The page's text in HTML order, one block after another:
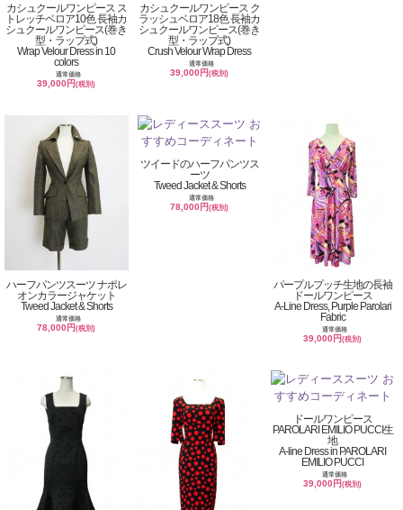
カシュクールワンピース ス
トレッチベロア10色 長袖カ
シュクールワンピース(巻き
型・ラップ式)
Wrap Velour Dress in 10
colors
通常価格
39,000円(税別)
カシュクールワンピース ク
ラッシュベロア18色 長袖カ
シュクールワンピース(巻き
型・ラップ式)
Crush Velour Wrap Dress
通常価格
39,000円(税別)
ハーフパンツスーツ ナポレ
オンカラージャケット
Tweed Jacket & Shorts
通常価格
78,000円(税別)
ツイードのハーフパンツス
ーツ
Tweed Jacket & Shorts
通常価格
78,000円(税別)
パープルプッチ生地の長袖
ドールワンピース
A-Line Dress, Purple Parolari
Fabric
通常価格
39,000円(税別)
ドールワンピース
PAROLARI EMILIO PUCCI生
地
A-line Dress in PAROLARI
EMILIO PUCCI
通常価格
39,000円(税別)